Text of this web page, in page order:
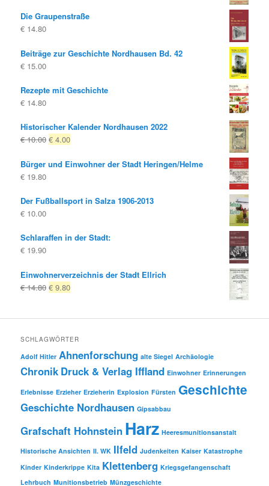
Die Graupenstraße
€ 14.80
Beiträge zur Geschichte Nordhausen Bd. 42
€ 15.00
Rezepte mit Geschichte
€ 14.80
Historischer Kalender Nordhausen 2022
€10.00 Ursprünglicher
war:
€ 4.00Aktueller
ist:
Bürger und Einwohner der Stadt Heringen/Helme
€ 19.80
Der Fußballsport in Salza 1906-2013
€ 10.00
Schlaraffen in der Stadt:
€ 19.90
Einwohnerverzeichnis der Stadt Ellrich
€14.80 Ursprünglicher
€ 9.80Aktueller
SCHLAGWÖRTER
Adolf Hitler Ahnenforschung alte Siegel Archäologie
Chronik Druck & Verlag Iffland Einwohner Erinnerungen
Erlebnisse Erzieher Erzieherin Explosion Fürsten Geschichte
Geschichte Nordhausen Gipsabbau
Grafschaft Hohnstein Harz Heeresmunitionsanstalt
Historische Ansichten II. WK Ilfeld Judenkeiten Kaiser Katastrophe
Kinder Kinderkrippe Kita Klettenberg Kriegsgefangenschaft
Lehrbuch Munitionsbetrieb Münzgeschichte